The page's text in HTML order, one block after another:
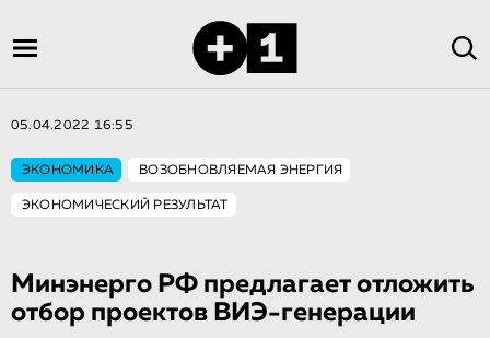
05.04.2022 16:55
ЭКОНОМИКА ВОЗОБНОВЛЯЕМАЯ ЭНЕРГИЯ
ЭКОНОМИЧЕСКИЙ РЕЗУЛЬТАТ
Минэнерго РФ предлагает отложить
отбор проектов ВИЭ-генерации